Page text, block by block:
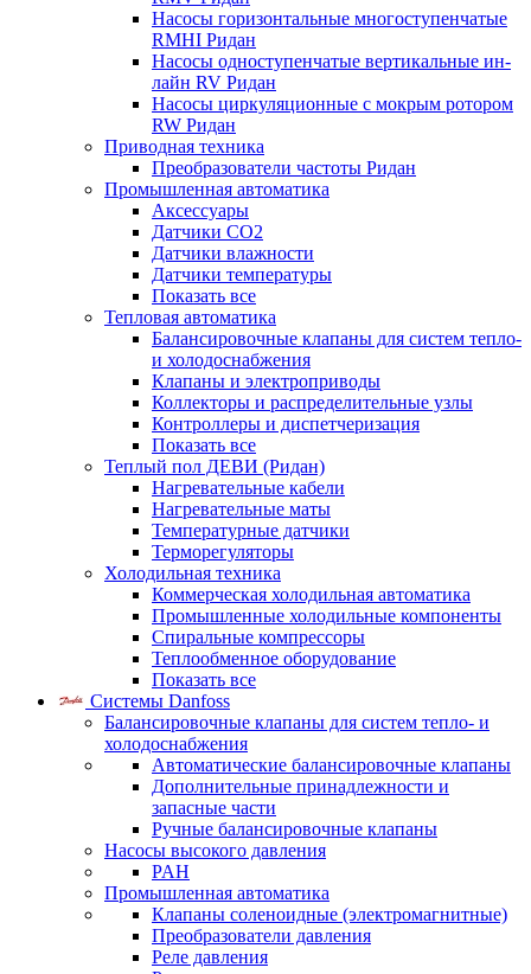
Насосы горизонтальные многоступенчатые
RMHI Ридан
Насосы одноступенчатые вертикальные ин-
лайн RV Ридан
Насосы циркуляционные с мокрым ротором
RW Ридан
Приводная техника
Преобразователи частоты Ридан
Промышленная автоматика
Аксессуары
Датчики CO2
Датчики влажности
Датчики температуры
Показать все
Тепловая автоматика
Балансировочные клапаны для систем тепло-
и холодоснабжения
Клапаны и электроприводы
Коллекторы и распределительные узлы
Контроллеры и диспетчеризация
Показать все
Теплый пол ДЕВИ (Ридан)
Нагревательные кабели
Нагревательные маты
Температурные датчики
Терморегуляторы
Холодильная техника
Коммерческая холодильная автоматика
Промышленные холодильные компоненты
Спиральные компрессоры
Теплообменное оборудование
Показать все
Системы Danfoss
Балансировочные клапаны для систем тепло- и
холодоснабжения
Автоматические балансировочные клапаны
Дополнительные принадлежности и
запасные части
Ручные балансировочные клапаны
Насосы высокого давления
PAH
Промышленная автоматика
Клапаны соленоидные (электромагнитные)
Преобразователи давления
Реле давления